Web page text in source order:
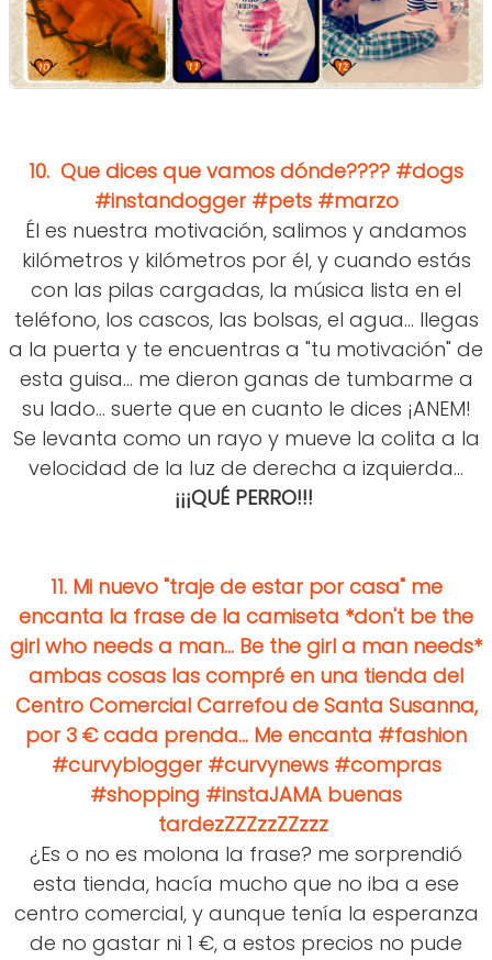
10. Que dices que vamos dónde???? #dogs
#instandogger #pets #marzo
Él es nuestra motivación, salimos y andamos
kilómetros y kilómetros por él, y cuando estás
con las pilas cargadas, la música lista en el
teléfono, los cascos, las bolsas, el agua... llegas
a la puerta y te encuentras a "tu motivación" de
esta guisa... me dieron ganas de tumbarme a
su lado... suerte que en cuanto le dices ¡ANEM!
Se levanta como un rayo y mueve la colita a la
velocidad de la luz de derecha a izquierda...
¡¡¡QUÉ PERRO!!!
11. Mi nuevo "traje de estar por casa" me
encanta la frase de la camiseta *don't be the
girl who needs a man... Be the girl a man needs*
ambas cosas las compré en una tienda del
Centro Comercial Carrefou de Santa Susanna,
por 3 € cada prenda... Me encanta #fashion
#curvyblogger #curvynews #compras
#shopping #instaJAMA buenas
tardezZZZzzZZzzz
¿Es o no es molona la frase? me sorprendió
esta tienda, hacía mucho que no iba a ese
centro comercial, y aunque tenía la esperanza
de no gastar ni 1 €, a estos precios no pude